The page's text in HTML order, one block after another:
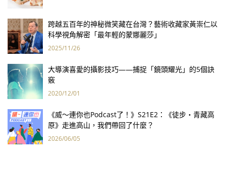
跨越五百年的神秘微笑藏在台灣？藝術收藏家黃崇仁以
科學視角解密「最年輕的蒙娜麗莎」
2025/11/26
大導演喜愛的攝影技巧——捕捉「鏡頭耀光」的5個訣
竅
2020/12/01
《威～連你也Podcast了！》S21E2：《徒步・青藏高
原》走進高山，我們帶回了什麼？
2026/06/05